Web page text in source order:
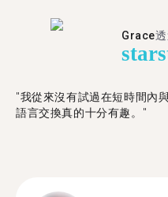
Grace
star
"我從來沒有試過在短時間內
語言交換真的十分有趣。"